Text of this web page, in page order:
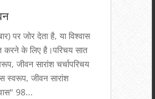
पर जोर देता है, या विश्वास
करने के लिए है।परिचय सात
जीवन सारांश चर्चापरिचय
स्वरूप, जीवन सारांश
98...